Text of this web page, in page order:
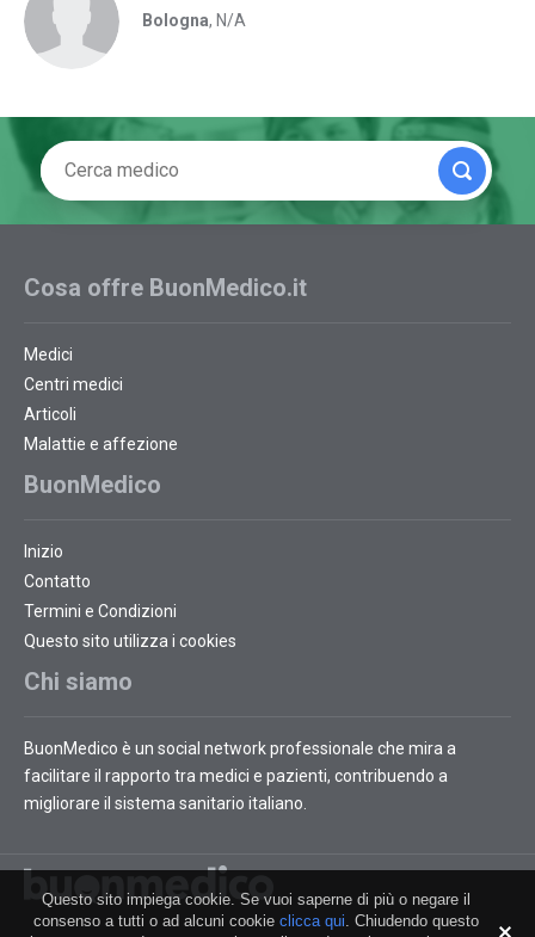
Bologna, N/A
Cosa offre BuonMedico.it
Medici
Centri medici
Articoli
Malattie e affezione
BuonMedico
Inizio
Contatto
Termini e Condizioni
Questo sito utilizza i cookies
Chi siamo
BuonMedico è un social network professionale che mira a
facilitare il rapporto tra medici e pazienti, contribuendo a
migliorare il sistema sanitario italiano.
Questo sito impiega cookie. Se vuoi saperne di più o negare il
consenso a tutti o ad alcuni cookie clicca qui. Chiudendo questo